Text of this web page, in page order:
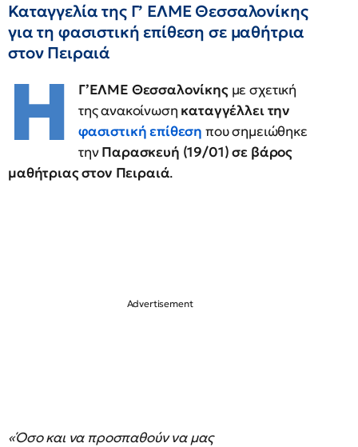
Καταγγελία της Γ’ ΕΛΜΕ Θεσσαλονίκης
για τη φασιστική επίθεση σε μαθήτρια
στον Πειραιά
Η Γ’ΕΛΜΕ Θεσσαλονίκηςμε σχετική
της ανακοίνωση καταγγέλλει την
φασιστική επίθεση που σημειώθηκε
τηνΠαρασκευή (19/01) σε βάρος
μαθήτριας στον Πειραιά.
«Όσο και να προσπαθούν να μας